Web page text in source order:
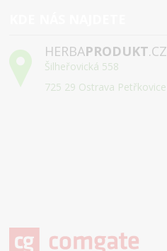
HERBAPRODUKT.CZ
Šilheřovická 558
725 29 Ostrava Petřkovice